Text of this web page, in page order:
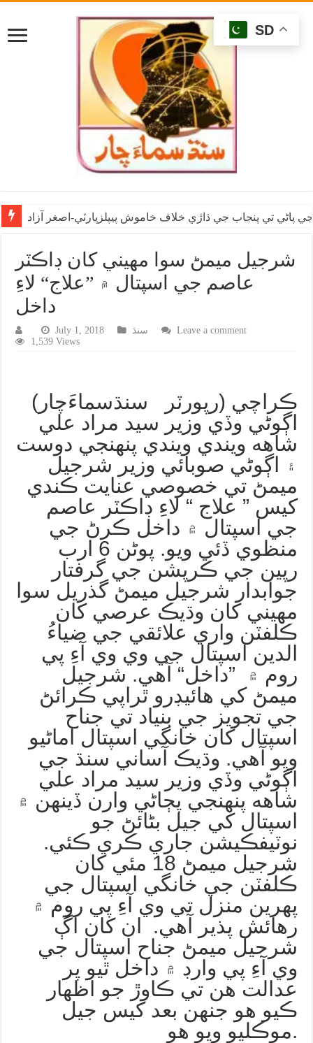
پاڻي تي پنجاب جي ڌاڙي خلاف خاموش پيپلزپارٽي-اصغر آزاد
شرجيل ميمڻ سوا مهيني کان ڊاڪٽر
عاصم جي اسپتال ۾ ”علاج“ لاءِ
داخل
July 1, 2018 سنڌ
Leave a comment
1,539 Views
ڪراچي (رپورٽر سنڌسماءَچار)
اڳوڻي وڏي وزير سيد مراد علي
شاهه ويندي ويندي پنهنجي دوست
۽ اڳوڻي صوبائي وزير شرجيل
ميمڻ تي خصوصي عنايت ڪندي
کيس ” علاج “ لاءِ ڊاڪٽر عاصم
جي اسپتال ۾ داخل ڪرڻ جي
منظوي ڏئي ويو. پوڻن 6 ارب
رپين جي ڪرپشن جي گرفتار
جوابدار شرجيل ميمڻ گذريل سوا
مهيني کان وڌيڪ عرصي کان
ڪلفٽن واري علائقي جي ضياءُ
الدين اسپتال جي وي وي آءِ پي
روم ۾ ”داخل“ آهي. شرجيل
ميمڻ کي هائيڊرو ٿراپي ڪرائڻ
جي تجويز جي بنياد تي جناح
اسپتال کان خانگي اسپتال اماڻيو
ويو آهي. وڌيڪ آساني سنڌ جي
اڳوڻي وڏي وزير سيد مراد علي
شاهه پنهنجي پڄاڻي وارن ڏينهن ۾
اسپتال کي جيل بڻائڻ جو
نوٽيفڪيشن جاري ڪري ڪئي.
شرجيل ميمڻ 18 مئي کان
ڪلفٽن جي خانگي اسپتال جي
پهرين منزل تي وي آءِ پي روم ۾
رهائش پذير آهي. ان کان اڳ
شرجيل ميمڻ جناح اسپتال جي
وي آءِ پي وارڊ ۾ داخل ٿيو پر
عدالت هن تي ڪاوڙ جو اظهار
ڪيو هو جنهن بعد کيس جيل
موڪليو ويو هو.
SD